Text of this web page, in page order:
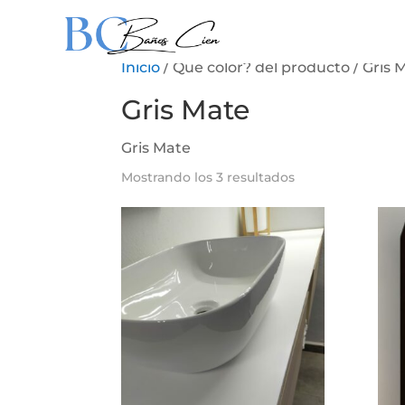
Inicio / Que color? del producto / Gris
Gris Mate
Gris Mate
Mostrando los 3 resultadosOrdenado
por
precio:
bajo
alto